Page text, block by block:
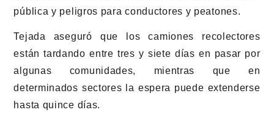
pública y peligros para conductores y peatones.
Tejada aseguró que los camiones recolectores
están tardando entre tres y siete días en pasar por
algunas comunidades, mientras que en
determinados sectores la espera puede extenderse
hasta quince días.